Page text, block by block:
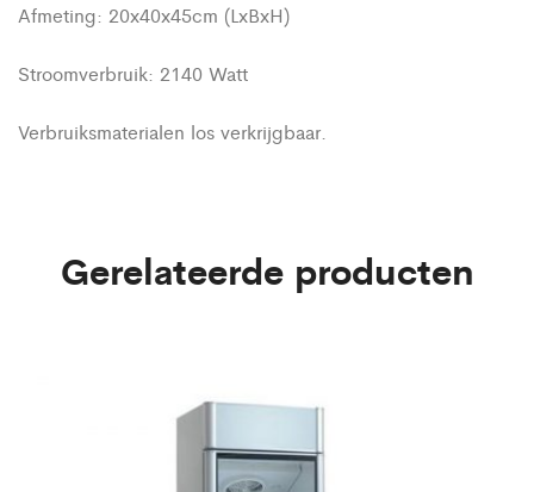
Afmeting: 20x40x45cm (LxBxH)
Stroomverbruik: 2140 Watt
Verbruiksmaterialen los verkrijgbaar.
Gerelateerde producten